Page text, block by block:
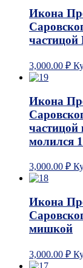
Икона
частицой
3,000.00 ₽
Икона
молился
3,000.00 ₽
Икона
мишкой
3,000.00 ₽